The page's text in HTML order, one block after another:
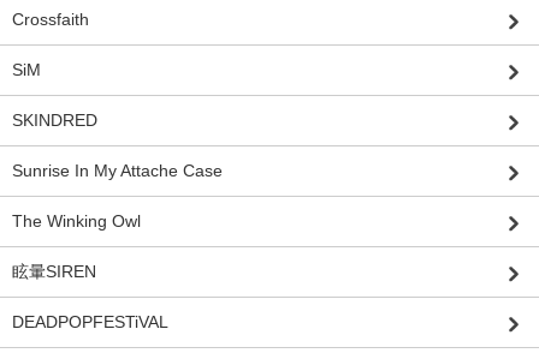
Crossfaith
SiM
SKINDRED
Sunrise In My Attache Case
The Winking Owl
眩暈SIREN
DEADPOPFESTiVAL